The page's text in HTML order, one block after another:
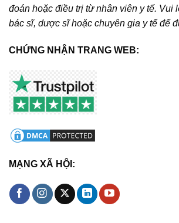
đoán hoặc điều trị từ nhân viên y tế. Vui
bác sĩ, dược sĩ hoặc chuyên gia y tế để
CHỨNG NHẬN TRANG WEB:
MẠNG XÃ HỘI: